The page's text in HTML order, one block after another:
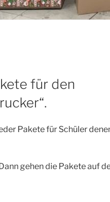
für den
Pakete für Schüler
gehen die Pakete auf